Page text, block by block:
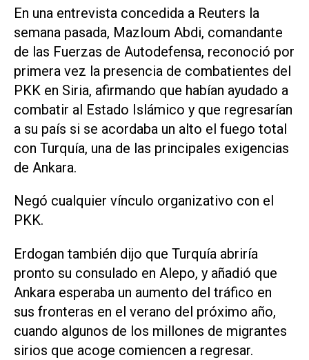
En una entrevista concedida a Reuters la
semana pasada, Mazloum Abdi, comandante
de las Fuerzas de Autodefensa, reconoció por
primera vez la presencia de combatientes del
PKK en Siria, afirmando que habían ayudado a
combatir al Estado Islámico y que regresarían
a su país si se acordaba un alto el fuego total
con Turquía, una de las principales exigencias
de Ankara.
Negó cualquier vínculo organizativo con el
PKK.
Erdogan también dijo que Turquía abriría
pronto su consulado en Alepo, y añadió que
Ankara esperaba un aumento del tráfico en
sus fronteras en el verano del próximo año,
cuando algunos de los millones de migrantes
sirios que acoge comiencen a regresar.